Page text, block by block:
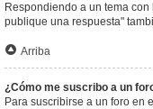
Respondiendo a un tema
publique una respuesta"
Arriba
¿Cómo me suscribo a un
Para suscribirse a un foro en